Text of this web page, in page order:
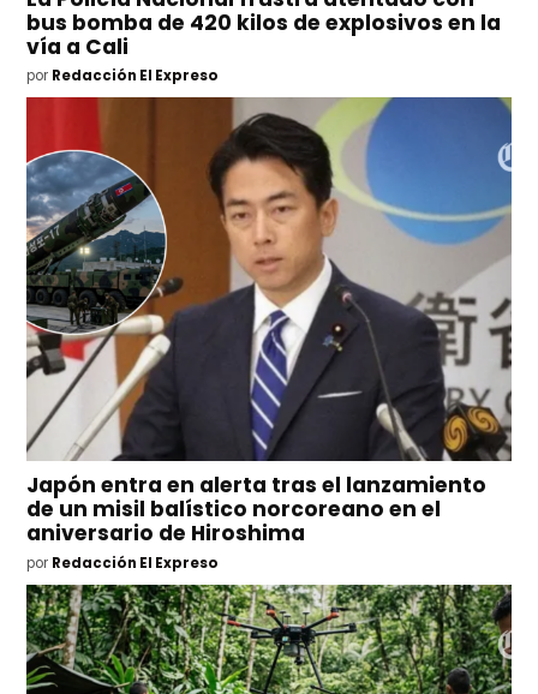
bus bomba de 420 kilos de explosivos en la
vía a Cali
por Redacción El Expreso
Japón entra en alerta tras el lanzamiento
de un misil balístico norcoreano en el
aniversario de Hiroshima
por Redacción El Expreso